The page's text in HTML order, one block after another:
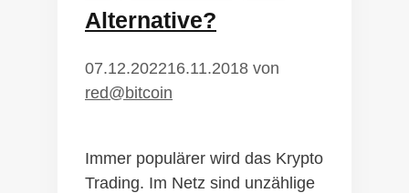
Alternative?
07.12.202216.11.2018 von
red@bitcoin
Immer populärer wird das Krypto
Trading. Im Netz sind unzählige